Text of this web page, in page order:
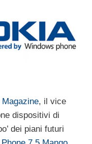
, il vice
dispositivi di
dei piani futuri